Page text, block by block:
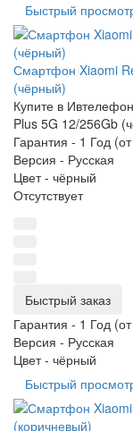
Быстрый
Смартфон Xiaomi
(чёрный)
Купите в
Plus 5G 12/256Gb
Гарантия - 1 Год
Версия - Русская
Цвет - чёрный
Отсутствует
Быстрый заказ
Гарантия - 1 Год
Версия - Русская
Цвет - чёрный
Быстрый